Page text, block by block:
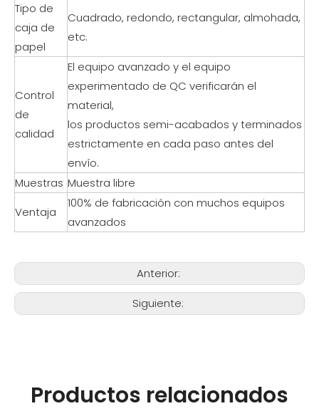
Tipo de
caja de
papel
Cuadrado, redondo, rectangular, almohada,
etc.
Control
de
calidad
El equipo avanzado y el equipo
experimentado de QC verificarán el
material,
los productos semi-acabados y terminados
estrictamente en cada paso antes del
envío.
Muestras Muestra libre
Ventaja
100% de fabricación con muchos equipos
avanzados
Anterior:
Siguiente:
Productos relacionados